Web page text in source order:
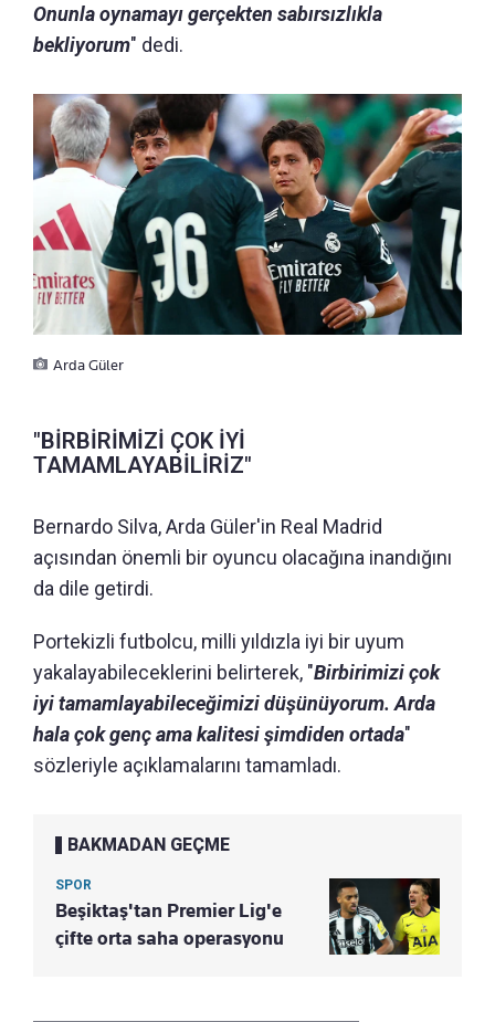
Onunla oynamayı gerçekten sabırsızlıkla
bekliyorum" dedi.
Arda Güler
"BİRBİRİMİZİ ÇOK İYİ
TAMAMLAYABİLİRİZ"
Bernardo Silva, Arda Güler'in Real Madrid
açısından önemli bir oyuncu olacağına inandığını
da dile getirdi.
Portekizli futbolcu, milli yıldızla iyi bir uyum
yakalayabileceklerini belirterek, "Birbirimizi çok
iyi tamamlayabileceğimizi düşünüyorum. Arda
hala çok genç ama kalitesi şimdiden ortada"
sözleriyle açıklamalarını tamamladı.
BAKMADAN GEÇME
SPOR
Beşiktaş'tan Premier Lig'e
çifte orta saha operasyonu